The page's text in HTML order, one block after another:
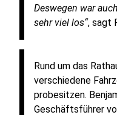
Deswegen war
sehr viel los“, sagt
Rund um das
verschiedene
probesitzen.
Geschäftsführer